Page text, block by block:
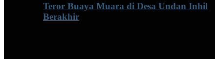
Teror Buaya Muara di Desa Undan Inhil
Berakhir